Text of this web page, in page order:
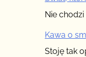
Nie
Kawa o
Stoję tak